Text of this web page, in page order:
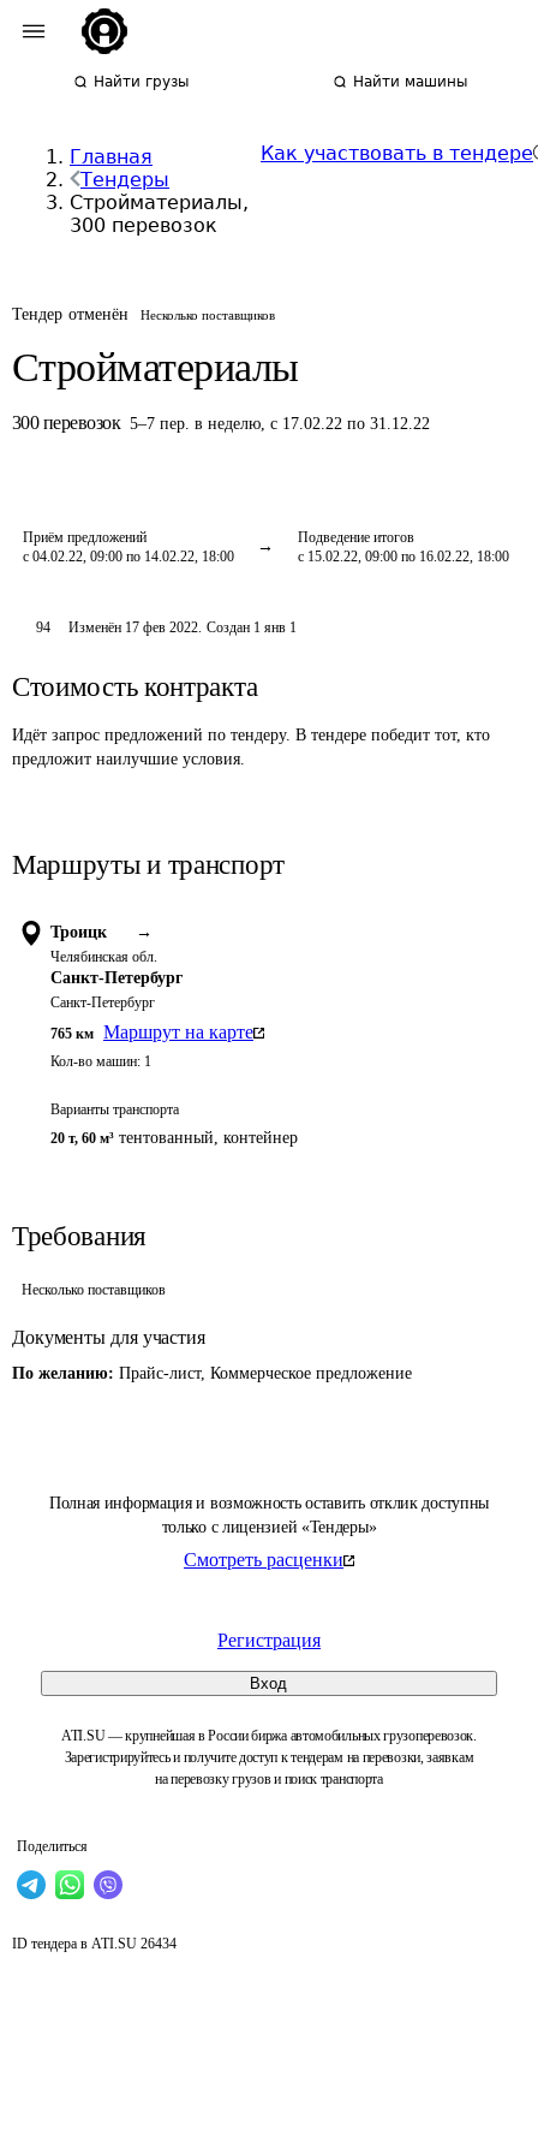
Найти грузы Найти машины
Главная
Тендеры
Стройматериалы,
300 перевозок
Как участвовать в тендере
Тендер отменён Несколько поставщиков
Стройматериалы
300 перевозок 5–7 пер. в неделю,с 17.02.22 по 31.12.22
Приём предложений
с 04.02.22, 09:00 по 14.02.22, 18:00
Подведение итогов
с 15.02.22, 09:00 по 16.02.22, 18:00
Полная информация и возможность оставить отклик доступны
только с лицензией «Тендеры»
Смотреть расценки
Регистрация
Вход
ATI.SU — крупнейшая в России биржа автомобильных грузоперевозок.
Зарегистрируйтесь и получите доступ к тендерам на перевозки, заявкам
на перевозку грузов и поиск транспорта
Поделиться
94 Изменён 17 фев 2022. Создан 1 янв 1
Стоимость контракта
Идёт запрос предложений по тендеру. В тендере победит тот, кто
предложит наилучшие условия.
Маршруты и транспорт
Троицк →
Челябинская обл.
Санкт-Петербург
Санкт-Петербург
765 км Маршрут на карте
Кол-во машин: 1
Варианты транспорта
20 т, 60 м³ тентованный, контейнер
Требования
Несколько поставщиков
Документы для участия
По желанию: Прайс-лист, Коммерческое предложение
ID тендера в ATI.SU 26434